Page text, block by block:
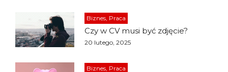
Biznes, Praca
Czy w CV musi być zdjęcie?
20 lutego, 2025
Biznes, Praca